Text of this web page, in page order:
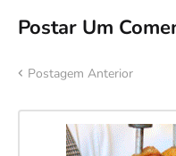
Postar Um
Postagem Anterior